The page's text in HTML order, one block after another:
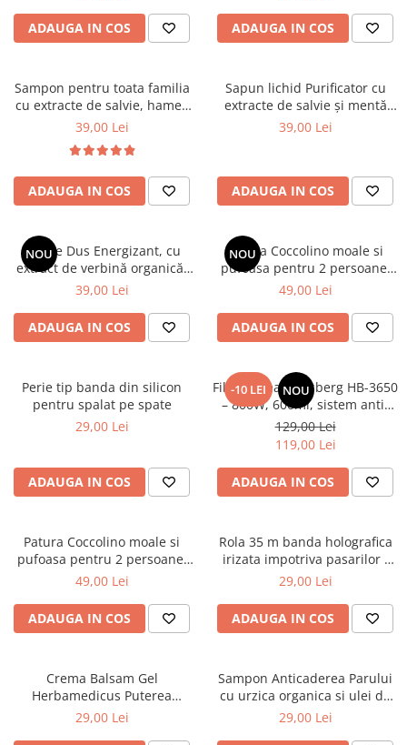
ADAUGA IN COS ADAUGA IN COS
Sampon pentru toata familia
cu extracte de salvie, hamei,
nuca, romanita, lavanda,
Cosmeplant, 1000 ml
39,00 Lei
ADAUGA IN COS
Sapun lichid Purificator cu
extracte de salvie și mentă
organice, 1000 ml
39,00 Lei
ADAUGA IN COS
NOU
Gel de Dus Energizant, cu
extract de verbină organică,
1000 ml
39,00 Lei
ADAUGA IN COS
NOU
Patura Coccolino moale si
pufoasa pentru 2 persoane,
200X230 cm, Maro deschis
49,00 Lei
ADAUGA IN COS
Perie tip banda din silicon
pentru spalat pe spate
29,00 Lei
ADAUGA IN COS
-10 LEI NOU
Filtru cafea Hausberg HB-3650
– 800W, 600ml, sistem anti-
picurare, negru
129,00 Lei
119,00 Lei
ADAUGA IN COS
Patura Coccolino moale si
pufoasa pentru 2 persoane,
200X230 cm, Grena
49,00 Lei
ADAUGA IN COS
Rola 35 m banda holografica
irizata impotriva pasarilor -
porumbei, grauri, vrabii
29,00 Lei
ADAUGA IN COS
Crema Balsam Gel
Herbamedicus Puterea
Ursului 250ml
29,00 Lei
Sampon Anticaderea Parului
cu urzica organica si ulei de
ricin, 400 ml
29,00 Lei